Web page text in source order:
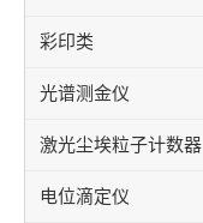
彩印类
光谱测金仪
激光尘埃粒子计数器
电位滴定仪